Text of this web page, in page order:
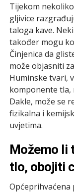
Tijekom
gljivice
taloga kave.
također mogu
Činjenica da
može objasniti
Huminske tvari,
komponente tla,
Dakle, može se
fizikalna i
uvjetima.
Možemo li
tlo, obojiti
Općeprihvaćena